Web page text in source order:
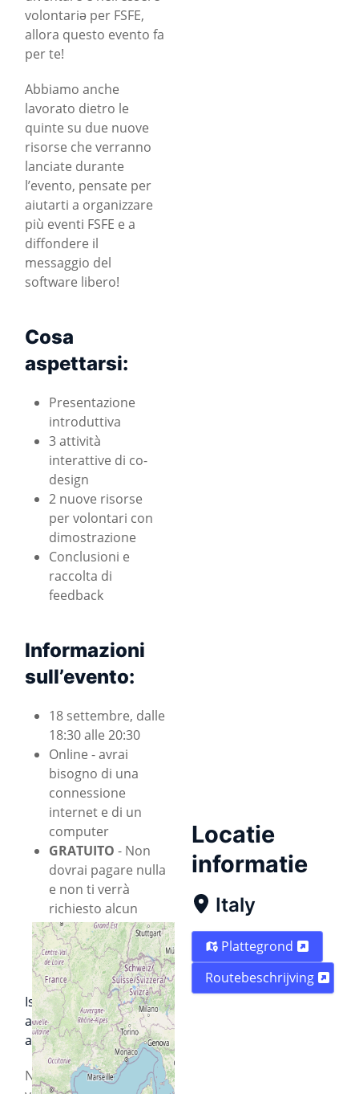
volontariə per FSFE,
allora questo evento fa
per te!
Abbiamo anche
lavorato dietro le
quinte su due nuove
risorse che verranno
lanciate durante
l’evento, pensate per
aiutarti a organizzare
più eventi FSFE e a
diffondere il
messaggio del
software libero!
Cosa
aspettarsi:
Presentazione
introduttiva
3 attività
interattive di co-
design
2 nuove risorse
per volontari con
dimostrazione
Conclusioni e
raccolta di
feedback
Informazioni
sull’evento:
18 settembre, dalle
18:30 alle 20:30
Online - avrai
bisogno di una
connessione
internet e di un
computer
GRATUITO - Non
dovrai pagare nulla
e non ti verrà
richiesto alcun
metodo di
pagamento per
registrarti
Iscriviti all’evento per
assicurarti un posto
all'evento.
Non vediamo l’ora di
Locatie
informatie
Italy
Plattegrond
Routebeschrijving